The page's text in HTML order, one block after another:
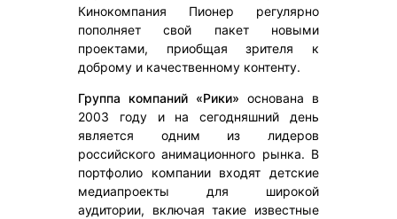
Кинокомпания Пионер регулярно
пополняет свой пакет новыми
проектами, приобщая зрителя к
доброму и качественному контенту.
Группа компаний «Рики» основана в
2003 году и на сегодняшний день
является одним из лидеров
российского анимационного рынка. В
портфолио компании входят детские
медиапроекты для широкой
аудитории, включая такие известные